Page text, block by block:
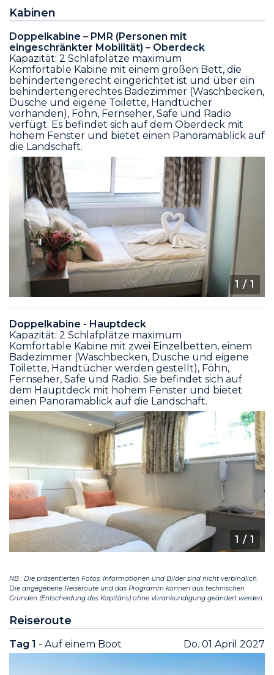
Kabinen
Doppelkabine – PMR (Personen mit
eingeschränkter Mobilität) – Oberdeck
Kapazität: 2 Schlafplätze maximum
Komfortable Kabine mit einem großen Bett, die
behindertengerecht eingerichtet ist und über ein
behindertengerechtes Badezimmer (Waschbecken,
Dusche und eigene Toilette, Handtücher
vorhanden), Föhn, Fernseher, Safe und Radio
verfügt. Es befindet sich auf dem Oberdeck mit
hohem Fenster und bietet einen Panoramablick auf
die Landschaft.
1 / 1
Doppelkabine - Hauptdeck
Kapazität: 2 Schlafplätze maximum
Komfortable Kabine mit zwei Einzelbetten, einem
Badezimmer (Waschbecken, Dusche und eigene
Toilette, Handtücher werden gestellt), Föhn,
Fernseher, Safe und Radio. Sie befindet sich auf
dem Hauptdeck mit hohem Fenster und bietet
einen Panoramablick auf die Landschaft.
1 / 1
NB : Die präsentierten Fotos, Informationen und Bilder sind nicht verbindlich.
Die angegebene Reiseroute und das Programm können aus technischen
Gründen (Entscheidung des Kapitäns) ohne Vorankündigung geändert werden.
Reiseroute
Tag 1 - Auf einem Boot Do. 01 April 2027